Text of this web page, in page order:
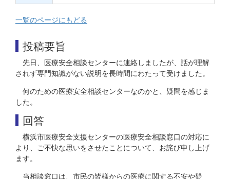
一覧のページにもどる
投稿要旨
先日、医療安全相談センターに連絡しましたが、話が理解
されず専門知識がない説明を長時間にわたって受けました。
何のための医療安全相談センターなのかと、疑問を感じま
した。
回答
横浜市医療安全支援センターの医療安全相談窓口の対応に
より、ご不快な思いをさせたことについて、お詫び申し上げ
ます。
当相談窓口は、市民の皆様からの医療に関する不安や疑